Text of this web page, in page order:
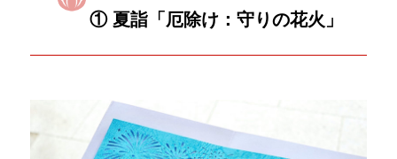
① 夏詣「厄除け：守りの花火」